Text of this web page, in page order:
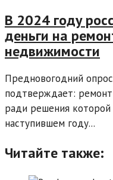
В 2024 году
деньги на
недвижимости
Предновогодний
подтверждает:
ради решения которой
наступившем году...
Читайте также: